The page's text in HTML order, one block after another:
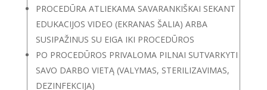
PROCEDŪRA ATLIEKAMA SAVARANKIŠKAI SEKANT
EDUKACIJOS VIDEO (EKRANAS ŠALIA) ARBA
SUSIPAŽINUS SU EIGA IKI PROCEDŪROS
PO PROCEDŪROS PRIVALOMA PILNAI SUTVARKYTI
SAVO DARBO VIETĄ (VALYMAS, STERILIZAVIMAS,
DEZINFEKCIJA)